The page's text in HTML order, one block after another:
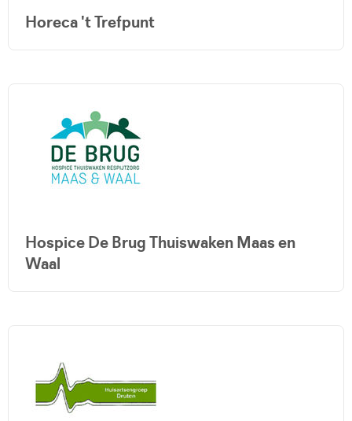
Horeca 't Trefpunt
Hospice De Brug Thuiswaken Maas en
Waal